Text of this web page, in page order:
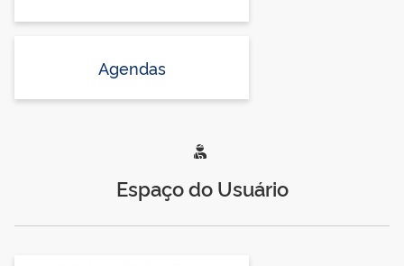
Agendas
Espaço do Usuário